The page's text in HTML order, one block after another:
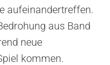
aufeinandertreffen.
aus Band
neue
kommen.